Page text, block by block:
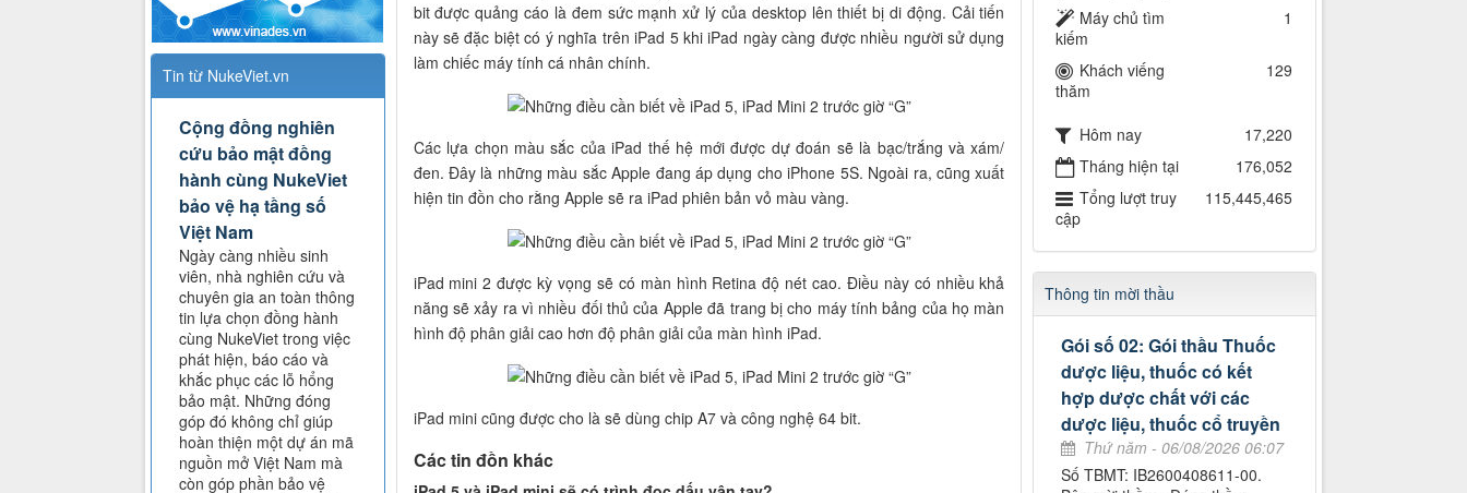
bit được quảng cáo là đem sức mạnh xử lý của desktop lên thiết bị di động. Cải tiến
này sẽ đặc biệt có ý nghĩa trên iPad 5 khi iPad ngày càng được nhiều người sử dụng
làm chiếc máy tính cá nhân chính.
Các lựa chọn màu sắc của iPad thế hệ mới được dự đoán sẽ là bạc/trắng và xám/
đen. Đây là những màu sắc Apple đang áp dụng cho iPhone 5S. Ngoài ra, cũng xuất
hiện tin đồn cho rằng Apple sẽ ra iPad phiên bản vỏ màu vàng.
iPad mini 2 được kỳ vọng sẽ có màn hình Retina độ nét cao. Điều này có nhiều khả
năng sẽ xảy ra vì nhiều đối thủ của Apple đã trang bị cho máy tính bảng của họ màn
hình độ phân giải cao hơn độ phân giải của màn hình iPad.
iPad mini cũng được cho là sẽ dùng chip A7 và công nghệ 64 bit.
Các tin đồn khác
Máy chủ tìm
kiếm
1
Khách viếng
thăm
129
Hôm nay
17,220
Tháng hiện tại
176,052
Tổng lượt truy
cập
115,445,465
Thông tin mời thầu
Gói số 02: Gói thầu Thuốc
dược liệu, thuốc có kết
hợp dược chất với các
dược liệu, thuốc cổ truyền
Thứ năm - 06/08/2026 06:07
Số TBMT: IB2600408611-00.
Tin từ NukeViet.vn
Cộng đồng nghiên
cứu bảo mật đồng
hành cùng NukeViet
bảo vệ hạ tầng số
Việt Nam
Ngày càng nhiều sinh
viên, nhà nghiên cứu và
chuyên gia an toàn thông
tin lựa chọn đồng hành
cùng NukeViet trong việc
phát hiện, báo cáo và
khắc phục các lỗ hổng
bảo mật. Những đóng
góp đó không chỉ giúp
hoàn thiện một dự án mã
nguồn mở Việt Nam mà
còn góp phần bảo vệ